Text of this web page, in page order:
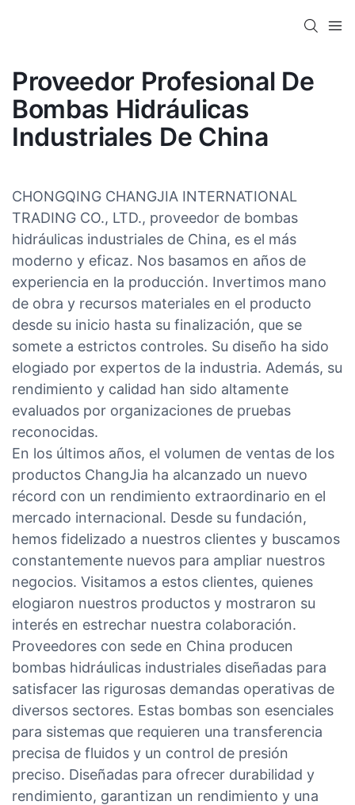
Proveedor Profesional De
Bombas Hidráulicas
Industriales De China
CHONGQING CHANGJIA INTERNATIONAL
TRADING CO., LTD., proveedor de bombas
hidráulicas industriales de China, es el más
moderno y eficaz. Nos basamos en años de
experiencia en la producción. Invertimos mano
de obra y recursos materiales en el producto
desde su inicio hasta su finalización, que se
somete a estrictos controles. Su diseño ha sido
elogiado por expertos de la industria. Además, su
rendimiento y calidad han sido altamente
evaluados por organizaciones de pruebas
reconocidas.
En los últimos años, el volumen de ventas de los
productos ChangJia ha alcanzado un nuevo
récord con un rendimiento extraordinario en el
mercado internacional. Desde su fundación,
hemos fidelizado a nuestros clientes y buscamos
constantemente nuevos para ampliar nuestros
negocios. Visitamos a estos clientes, quienes
elogiaron nuestros productos y mostraron su
interés en estrechar nuestra colaboración.
Proveedores con sede en China producen
bombas hidráulicas industriales diseñadas para
satisfacer las rigurosas demandas operativas de
diversos sectores. Estas bombas son esenciales
para sistemas que requieren una transferencia
precisa de fluidos y un control de presión
preciso. Diseñadas para ofrecer durabilidad y
rendimiento, garantizan un rendimiento y una